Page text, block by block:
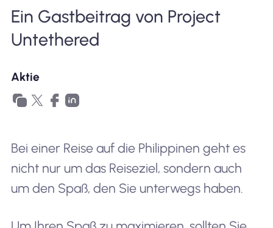
Warum Nomad eSIM
Verwendung einer eSIM
Ein Gastbeitrag von Project
Untethered
Aktie
Bei einer Reise auf die Philippinen geht es
nicht nur um das Reiseziel, sondern auch
um den Spaß, den Sie unterwegs haben.